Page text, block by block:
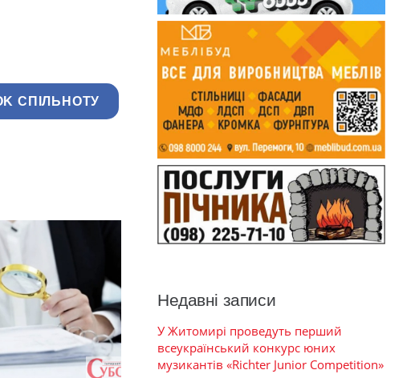
СПІЛЬНОТУ
Недавні записи
У Житомирі проведуть перший
всеукраїнський конкурс юних
музикантів «Richter Junior Competition»